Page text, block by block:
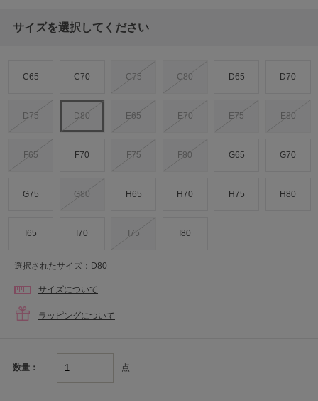
サイズを選択してください
C65 C70 C75 C80 D65 D70
D75 D80 E65 E70 E75 E80
F65 F70 F75 F80 G65 G70
G75 G80 H65 H70 H75 H80
I65 I70 I75 I80
選択されたサイズ：D80
サイズについて
ラッピングについて
数量： 点